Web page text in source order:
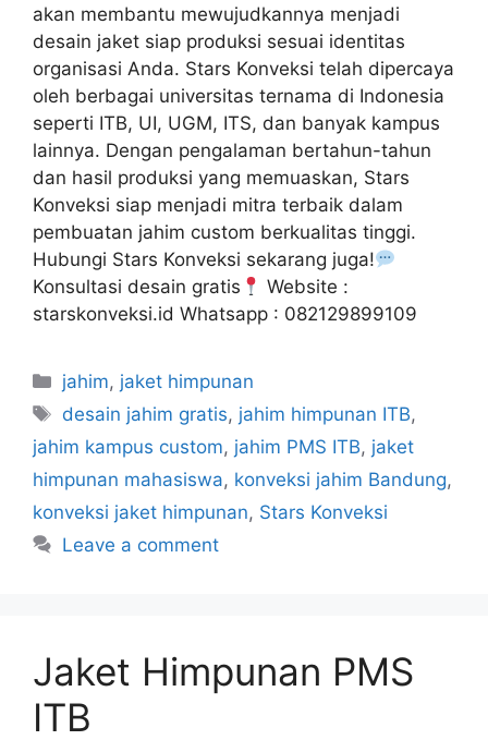
akan membantu mewujudkannya menjadi
desain jaket siap produksi sesuai identitas
organisasi Anda. Stars Konveksi telah dipercaya
oleh berbagai universitas ternama di Indonesia
seperti ITB, UI, UGM, ITS, dan banyak kampus
lainnya. Dengan pengalaman bertahun-tahun
dan hasil produksi yang memuaskan, Stars
Konveksi siap menjadi mitra terbaik dalam
pembuatan jahim custom berkualitas tinggi.
Hubungi Stars Konveksi sekarang juga!
Konsultasi desain gratis
Website :
starskonveksi.id Whatsapp : 082129899109
jahim, jaket himpunan
desain jahim gratis, jahim himpunan ITB,
jahim kampus custom, jahim PMS ITB, jaket
himpunan mahasiswa, konveksi jahim Bandung,
konveksi jaket himpunan, Stars Konveksi
Leave a comment
Jaket Himpunan PMS
ITB